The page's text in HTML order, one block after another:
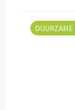
Memo sets
DUURZAME